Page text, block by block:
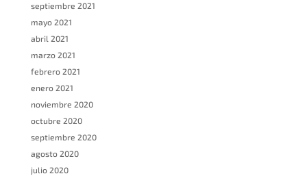
septiembre 2021
mayo 2021
abril 2021
marzo 2021
febrero 2021
enero 2021
noviembre 2020
octubre 2020
septiembre 2020
agosto 2020
julio 2020